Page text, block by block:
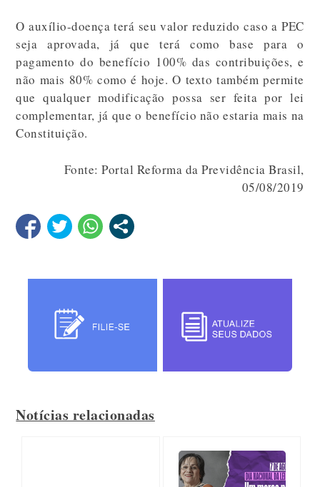
O auxílio-doença terá seu valor reduzido caso a PEC
seja aprovada, já que terá como base para o
pagamento do benefício 100% das contribuições, e
não mais 80% como é hoje. O texto também permite
que qualquer modificação possa ser feita por lei
complementar, já que o benefício não estaria mais na
Constituição.
Fonte: Portal Reforma da Previdência Brasil,
05/08/2019
Notícias relacionadas